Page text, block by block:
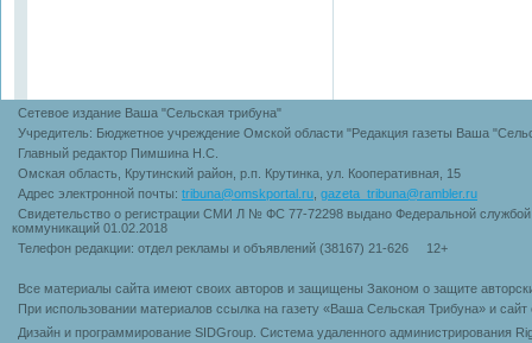
Сетевое издание Ваша "Сельская трибуна"
Учредитель: Бюджетное учреждение Омской области "Редакция газеты Ваша
Главный редактор Пимшина Н.С.
Омская область, Крутинский район, р.п. Крутинка, ул. Кооперативная, 15
Адрес электронной почты: tribuna@omskportal.ru gazeta_tribuna@rambler.ru
Свидетельство о регистрации СМИ Л № ФС 77-72298 выдано Федеральной
коммуникаций 01.02.2018
Телефон редакции: отдел рекламы и объявлений (38167) 21-626 12+
Все материалы сайта имеют своих авторов и защищены Законом о защите
При использовании материалов ссылка на газету «Ваша Сельская Трибуна» и сайт
Дизайн и программирование SIDGroup. Cистема удаленного администрирования